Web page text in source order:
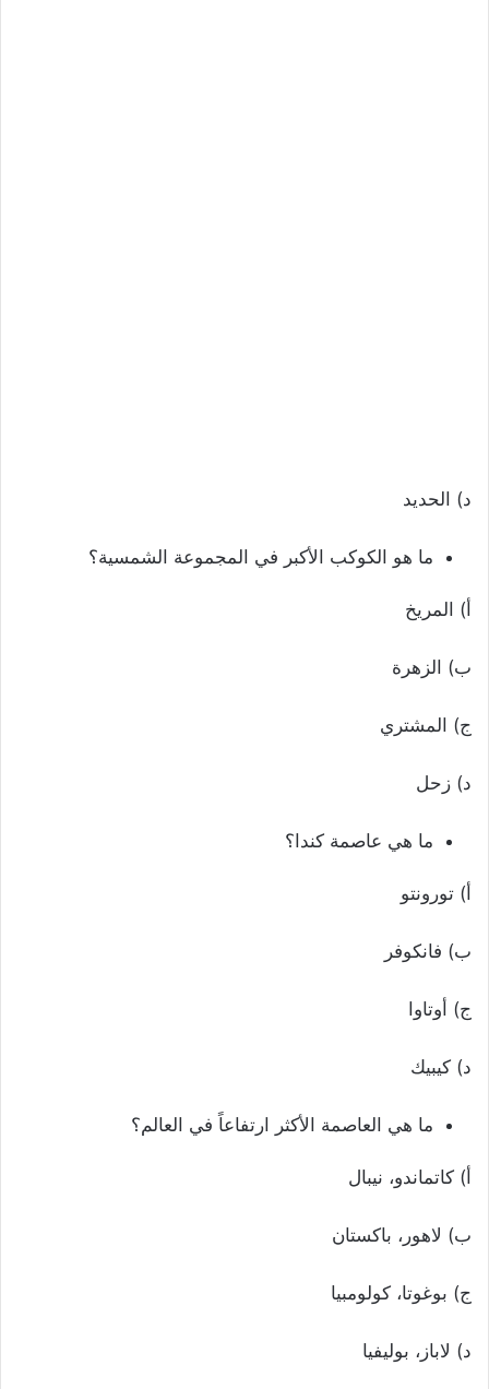
د) الحديد
ما هو الكوكب الأكبر في المجموعة الشمسية؟
أ) المريخ
ب) الزهرة
ج) المشتري
د) زحل
ما هي عاصمة كندا؟
أ) تورونتو
ب) فانكوفر
ج) أوتاوا
د) كيبيك
ما هي العاصمة الأكثر ارتفاعاً في العالم؟
أ) كاتماندو، نيبال
ب) لاهور، باكستان
ج) بوغوتا، كولومبيا
د) لاباز، بوليفيا